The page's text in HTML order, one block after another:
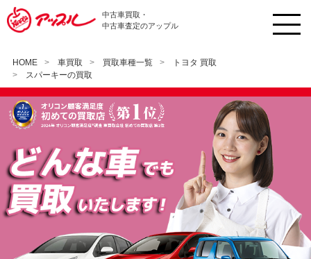
中古車買取・
中古車査定のアップル
HOME 車買取 買取車種一覧
トヨタ 買取
スパーキーの買取